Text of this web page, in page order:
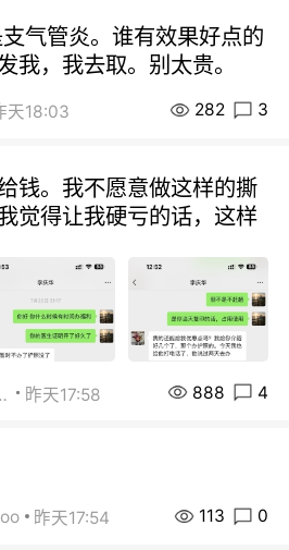
气管炎。谁有效果好点的
我，我去取。别太贵。
天18:03 282 3
钱。我不愿意做这样的撕
觉得让我硬亏的话，这样
办 昨天17:58 888 4
昨天17:54 113 0